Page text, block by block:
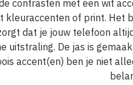
contrasten met een wit
of print. Het
dat je jouw telefoon
uitstraling. De jas is
accent(en) ben je niet